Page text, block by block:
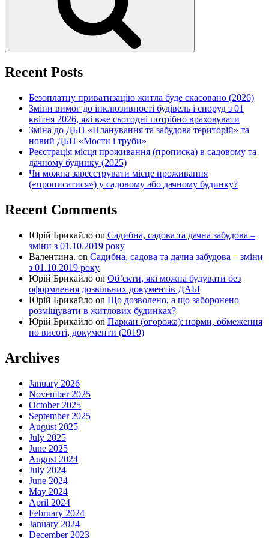
Recent Posts
Безоплатну приватизацію житла буде скасовано (2026)
Зміни вимог до інклюзивності будівель і споруд з 01
квітня 2026, які вже сьогодні потрібно враховувати
Зміна до ДБН «Планування та забудова територій» та
новий ДБН «Мости і труби»
Реєстрація місця проживання (прописка) в садовому та
дачному будинку (2025)
Чи можна зареєструвати місце проживання
(«прописатися») у садовому або дачному будинку?
Recent Comments
Юрій Брикайло on Садибна, садова та дачна забудова –
зміни з 01.10.2019 року
Валентина. on Садибна, садова та дачна забудова – зміни
з 01.10.2019 року
Юрій Брикайло on Об’єкти, які можна будувати без
оформлення дозвільних документів ДАБІ
Юрій Брикайло on Що дозволено, а що заборонено
розміщувати в житлових будинках?
Юрій Брикайло on Паркан (огорожа): норми, обмеження
по висоті, документи (2019)
Archives
January 2026
November 2025
October 2025
September 2025
August 2025
July 2025
June 2025
August 2024
July 2024
June 2024
May 2024
April 2024
February 2024
January 2024
December 2023